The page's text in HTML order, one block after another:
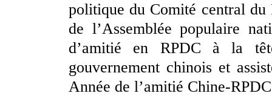
politique du Comité central du
de l’Assemblée populaire
d’amitié en RPDC à la
gouvernement chinois et
Année de l’amitié Chine-